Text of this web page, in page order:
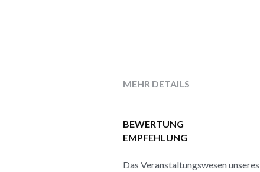
MEHR DETAILS
BEWERTUNG
EMPFEHLUNG
Das Veranstaltungswesen